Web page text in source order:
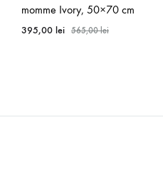
momme Ivory, 50×70 cm
395,00 lei 565,00lei